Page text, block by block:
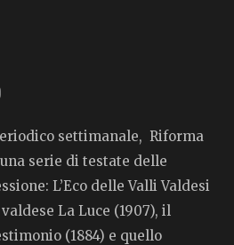
settimanale, Riforma
serie di testate delle
L’Eco delle Valli Valdesi
La Luce (1907), il
(1884) e quello